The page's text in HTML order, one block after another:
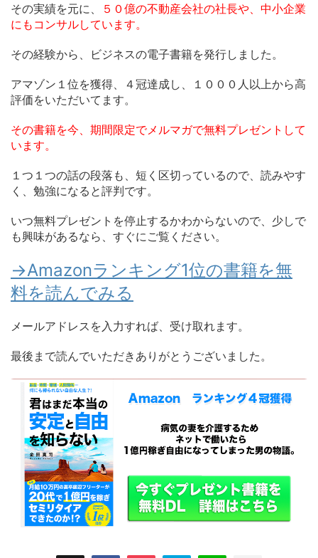
その実績を元に、
５０億の不動産会社の社長や、中小企業
にもコンサルしています。
その経験から、ビジネスの電子書籍を発行しました。
アマゾン１位を獲得、４冠達成し、１０００人以上から高
評価をいただいてます。
その書籍を今、期間限定でメルマガで無料プレゼントして
います。
１つ１つの話の段落も、短く区切っているので、読みやす
く、勉強になると評判です。
いつ無料プレゼントを停止するかわからないので、少しで
も興味があるなら、すぐにご覧ください。
→Amazonランキング1位の書籍を無
料を読んでみる
メールアドレスを入力すれば、受け取れます。
最後まで読んでいただきありがとうございました。